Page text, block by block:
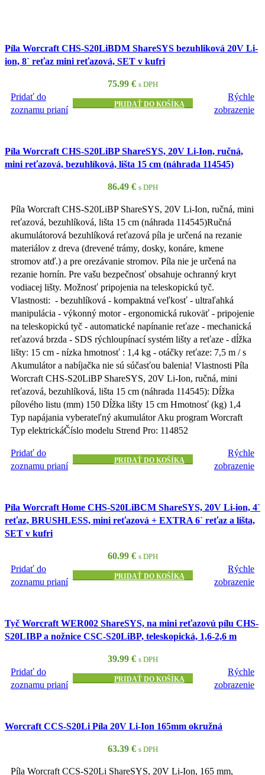
Píla Worcraft CHS-S20LiBDM ShareSYS bezuhliková 20V Li-
ion, 8` reťaz mini reťazová, SET v kufri
75.99 € s DPH
Pridať do
zoznamu prianí
PRIDAŤ DO KOŠÍKA
Rýchle
zobrazenie
Píla Worcraft CHS-S20LiBP ShareSYS, 20V Li-Ion, ručná,
mini reťazová, bezuhlíková, lišta 15 cm (náhrada 114545)
86.49 € s DPH
Píla Worcraft CHS-S20LiBP ShareSYS, 20V Li-Ion, ručná, mini
reťazová, bezuhlíková, lišta 15 cm (náhrada 114545)Ručná
akumulátorová bezuhlíková reťazová píla je určená na rezanie
materiálov z dreva (drevené trámy, dosky, konáre, kmene
stromov atď.) a pre orezávanie stromov. Píla nie je určená na
rezanie hornín. Pre vašu bezpečnosť obsahuje ochranný kryt
vodiacej lišty. Možnosť pripojenia na teleskopickú tyč.
Vlastnosti: - bezuhlíková - kompaktná veľkosť - ultraľahká
manipulácia - výkonný motor - ergonomická rukoväť - pripojenie
na teleskopickú tyč - automatické napínanie reťaze - mechanická
reťazová brzda - SDS rýchloupínací systém lišty a reťaze - dĺžka
lišty: 15 cm - nízka hmotnosť : 1,4 kg - otáčky reťaze: 7,5 m / s
Akumulátor a nabíjačka nie sú súčasťou balenia! Vlastnosti Píla
Worcraft CHS-S20LiBP ShareSYS, 20V Li-Ion, ručná, mini
reťazová, bezuhlíková, lišta 15 cm (náhrada 114545): Dĺžka
pílového listu (mm) 150 Dĺžka lišty 15 cm Hmotnosť (kg) 1,4
Typ napájania vyberateľný akumulátor Aku program Worcraft
Typ elektrickáČíslo modelu Strend Pro: 114852
Pridať do
zoznamu prianí
PRIDAŤ DO KOŠÍKA
Rýchle
zobrazenie
Píla Worcraft Home CHS-S20LiBCM ShareSYS, 20V Li-ion, 4`
reťaz, BRUSHLESS, mini reťazová + EXTRA 6` reťaz a lišta,
SET v kufri
60.99 € s DPH
Pridať do
zoznamu prianí
PRIDAŤ DO KOŠÍKA
Rýchle
zobrazenie
Tyč Worcraft WER002 ShareSYS, na mini reťazovú pílu CHS-
S20LIBP a nožnice CSC-S20LiBP, teleskopická, 1,6-2,6 m
39.99 € s DPH
Pridať do
zoznamu prianí
PRIDAŤ DO KOŠÍKA
Rýchle
zobrazenie
Worcraft CCS-S20Li Píla 20V Li-Ion 165mm okružná
63.39 € s DPH
Píla Worcraft CCS-S20Li ShareSYS, 20V Li-Ion, 165 mm,